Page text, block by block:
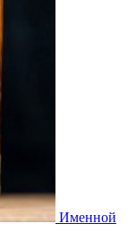
Именной